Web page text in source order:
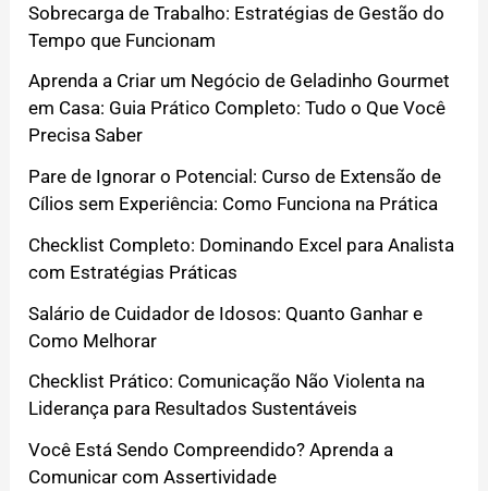
Sobrecarga de Trabalho: Estratégias de Gestão do
Tempo que Funcionam
Aprenda a Criar um Negócio de Geladinho Gourmet
em Casa: Guia Prático Completo: Tudo o Que Você
Precisa Saber
Pare de Ignorar o Potencial: Curso de Extensão de
Cílios sem Experiência: Como Funciona na Prática
Checklist Completo: Dominando Excel para Analista
com Estratégias Práticas
Salário de Cuidador de Idosos: Quanto Ganhar e
Como Melhorar
Checklist Prático: Comunicação Não Violenta na
Liderança para Resultados Sustentáveis
Você Está Sendo Compreendido? Aprenda a
Comunicar com Assertividade